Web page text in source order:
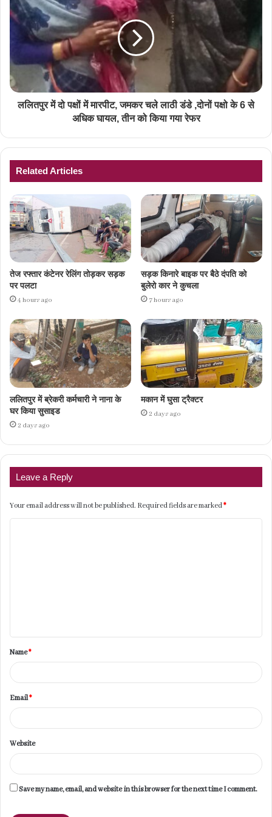
ललितपुर में दो पक्षों में मारपीट, जमकर चले लाठी डंडे ,दोनों पक्षो के 6 से
अधिक घायल, तीन को किया गया रेफर
Related Articles
तेज रफ्तार कंटेनर रेलिंग तोड़कर सड़क
पर पलटा
4 hours ago
सड़क किनारे बाइक पर बैठे दंपति को
बुलेरो कार ने कुचला
7 hours ago
ललितपुर में ब्रेकरी कर्मचारी ने नाना के
घर किया सुसाइड
2 days ago
मकान में घुसा ट्रैक्टर
2 days ago
Leave a Reply
Your email address will not be published. Required fields are marked*
t
*Name*
Email*
Website
Save my name, email, and website in this browser for the next time I comment.